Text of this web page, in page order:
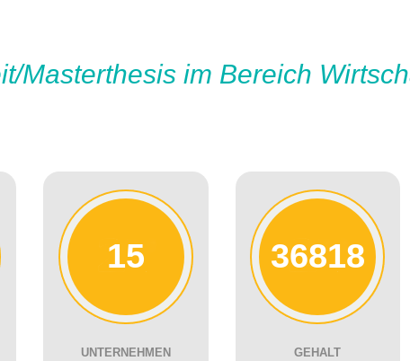
Masterthesis im Bereich
15
UNTERNEHMEN
36818
GEHALT